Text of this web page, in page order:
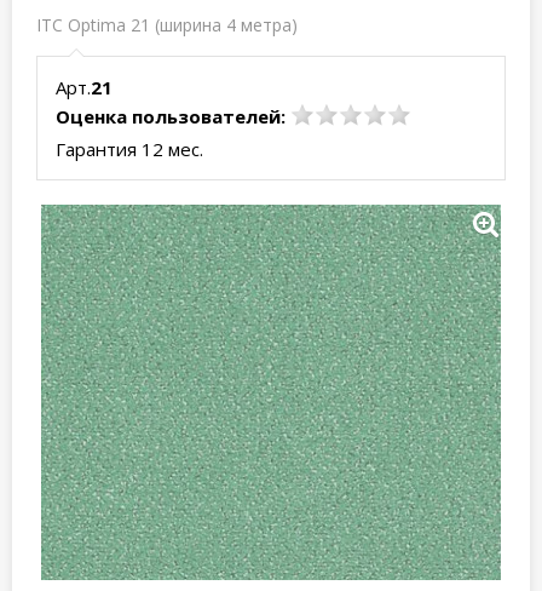
ITC Optima 21 (ширина 4 метра)
Арт.21
Оценка пользователей:
Гарантия 12 мес.